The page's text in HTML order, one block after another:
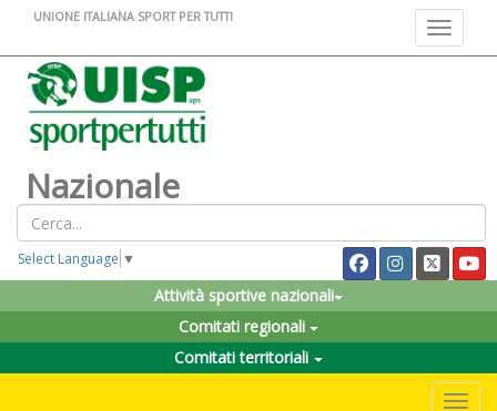
Toggle
UNIONE ITALIANA SPORT PER TUTTI
Nazionale
Select Language ▼
Attività sportive nazionali
Comitati regionali
Comitati territoriali